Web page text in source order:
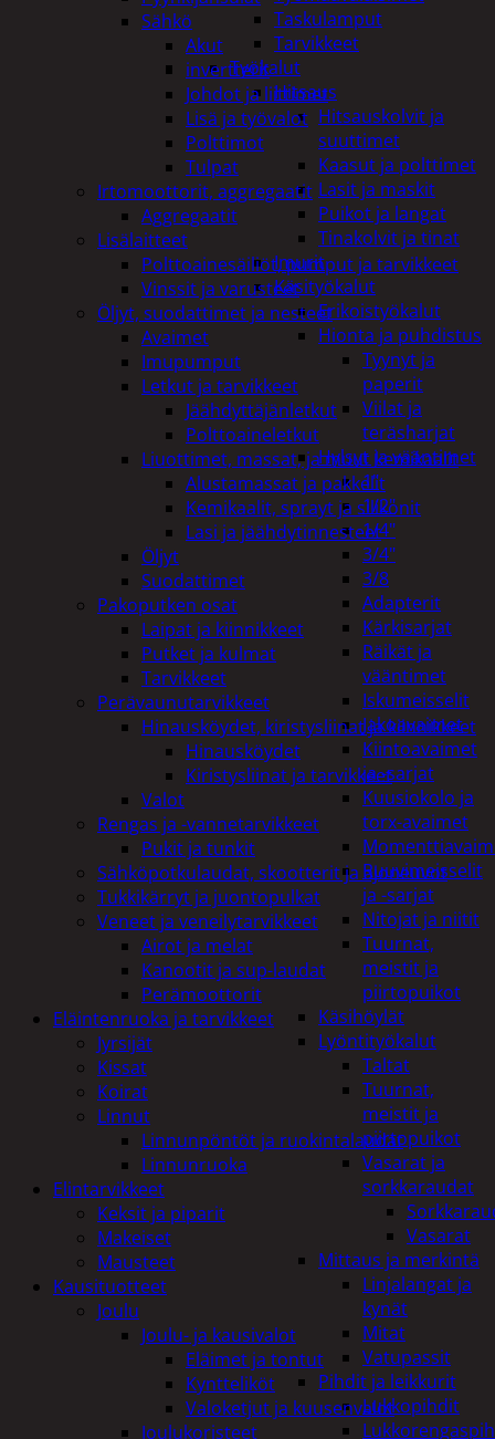
Taskulamput
Tarvikkeet
Työkalut
Hitsaus
Hitsauskolvit ja
suuttimet
Kaasut ja polttimet
Lasit ja maskit
Puikot ja langat
Tinakolvit ja tinat
Imurit
Käsityökalut
Erikoistyökalut
Hionta ja puhdistus
Tyynyt ja
paperit
Viilat ja
teräsharjat
Hylsyt ja vääntimet
1"
1/2"
1/4"
3/4"
3/8
Adapterit
Kärkisarjat
Räikät ja
vääntimet
Iskumeisselit
Jakoavaimet
Kiintoavaimet
ja -sarjat
Kuusiokolo ja
torx-avaimet
Ruuvimeisselit
ja -sarjat
Nitojat ja niitit
Tuurnat,
meistit ja
piirtopuikot
Käsihöylät
Lyöntityökalut
Taltat
Tuurnat,
meistit ja
piirtopuikot
Vasarat ja
sorkkaraudat
Vasarat
Mittaus ja merkintä
Linjalangat ja
kynät
Mitat
Vatupassit
Pihdit ja leikkurit
Lukkopihdit
Sähkö
Akut
invertterit
Johdot ja liittimet
Lisä ja työvalot
Polttimot
Tulpat
Irtomoottorit, aggregaatit
Aggregaatit
Lisälaitteet
Polttoainesäiliöt, pumput ja tarvikkeet
Vinssit ja varusteet
Öljyt, suodattimet ja nesteet
Avaimet
Imupumput
Letkut ja tarvikkeet
Jäähdyttäjänletkut
Polttoaineletkut
Liuottimet, massat, ja muut kemikaalit
Alustamassat ja pakkelit
Kemikaalit, sprayt ja silikonit
Lasi ja jäähdytinnesteet
Öljyt
Suodattimet
Pakoputken osat
Laipat ja kiinnikkeet
Putket ja kulmat
Tarvikkeet
Perävaunutarvikkeet
Hinausköydet, kiristysliinat ja kiinnikkeet
Hinausköydet
Kiristysliinat ja tarvikkeet
Valot
Rengas ja -vannetarvikkeet
Pukit ja tunkit
Sähköpotkulaudat, skootterit ja ajoneuvot
Tukkikärryt ja juontopulkat
Veneet ja veneilytarvikkeet
Airot ja melat
Kanootit ja sup-laudat
Perämoottorit
Eläintenruoka ja tarvikkeet
Jyrsijät
Kissat
Koirat
Linnut
Linnunpöntöt ja ruokintalaudat
Linnunruoka
Elintarvikkeet
Keksit ja piparit
Makeiset
Mausteet
Kausituotteet
Joulu
Joulu- ja kausivalot
Eläimet ja tontut
Kyntteliköt
Valoketjut ja kuusenvalot
Joulukoristeet